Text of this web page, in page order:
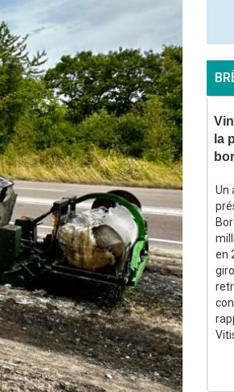
Ours : en Ariège, la justice
suspend de nouveau des
arrêtés d’effarouchement
Après une première annulation le 25
juillet, le tribunal administratif de
Toulouse a de nouveau suspendu, le 4
août en référé, deux arrêtés pris par
la préfecture de l’Ariège pour
autoriser l’effarouchement renforcé
des ours dans l’estive d’Arréou,
apprend-on dans La Dépêche (article
payant). (Lire la suite dans l'Agra Fil)
la
Un
en